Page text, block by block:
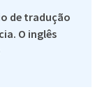
de tradução
O inglês